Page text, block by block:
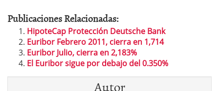
Publicaciones Relacionadas:
HipoteCap Protección Deutsche Bank
Euribor Febrero 2011, cierra en 1,714
Euribor Julio, cierra en 2,183%
El Euribor sigue por debajo del 0.350%
Autor